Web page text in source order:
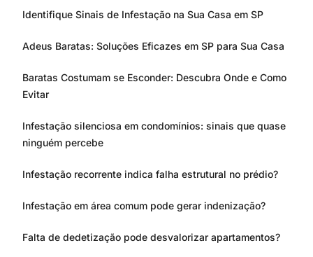
Identifique Sinais de Infestação na Sua Casa em SP
Adeus Baratas: Soluções Eficazes em SP para Sua Casa
Baratas Costumam se Esconder: Descubra Onde e Como
Evitar
Infestação silenciosa em condomínios: sinais que quase
ninguém percebe
Infestação recorrente indica falha estrutural no prédio?
Infestação em área comum pode gerar indenização?
Falta de dedetização pode desvalorizar apartamentos?